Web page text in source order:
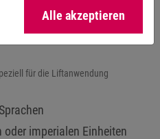
für die Liftanwendung
Next
imperialen Einheiten
Alle akzeptieren